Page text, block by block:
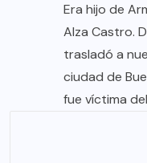
Era hijo de
Alza Castro.
trasladó a
ciudad de
fue víctima